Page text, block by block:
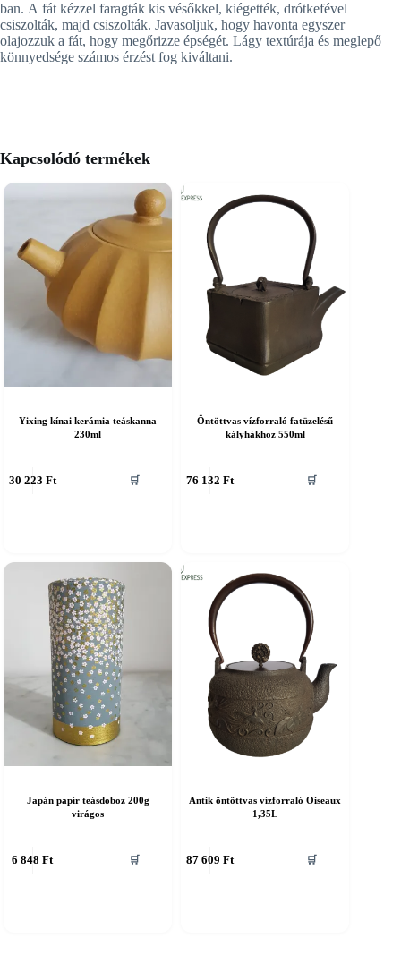
ban. A fát kézzel faragták kis vésőkkel, kiégették, drótkefével
csiszolták, majd csiszolták. Javasoljuk, hogy havonta egyszer
olajozzuk a fát, hogy megőrizze épségét. Lágy textúrája és meglepő
könnyedsége számos érzést fog kiváltani.
Kapcsolódó termékek
Yixing kínai kerámia teáskanna
230ml
30 223 Ft 🛒
Öntöttvas vízforraló fatüzelésű
kályhákhoz 550ml
76 132 Ft 🛒
Japán papír teásdoboz 200g
virágos
6 848Ft 🛒
Antik öntöttvas vízforraló Oiseaux
1,35L
87 609 Ft 🛒